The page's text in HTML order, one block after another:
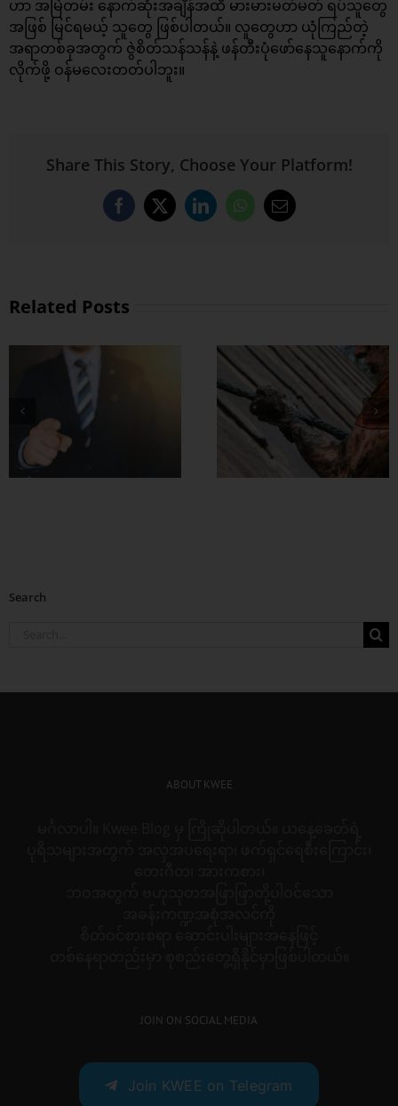
ဟာ အမြဲတမ်း နောက်ဆုံးအချိန်အထိ မားမားမတ်မတ် ရပ်သူတွေ
အဖြစ် မြင်ရမယ့် သူတွေ ဖြစ်ပါတယ်။ လူတွေဟာ ယုံကြည်တဲ့
အရာတစ်ခုအတွက် ဇွဲစိတ်သန်သန်နဲ့ ဖန်တီးပုံဖော်နေသူနောက်ကို
လိုက်ဖို့ ဝန်မလေးတတ်ပါဘူး။
Share This Story, Choose Your Platform!
Facebook
X LinkedInWhatsApp
Email
Related Posts
စိတ်မာတဲ့သူတွေက
အရာရာမှာ ခြေတ
Search
ABOUT KWEE
JOIN ON SOCIAL MEDIA
Join KWEE on Telegram